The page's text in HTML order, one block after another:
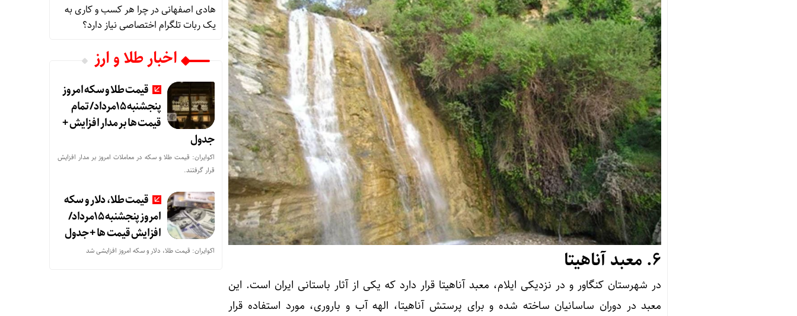
6. معبد آناهیتا
در شهرستان کنگاور و در نزدیکی ایلام، معبد آناهیتا قرار دارد که یکی از آثار باستانی ایران است. این
معبد در دوران ساسانیان ساخته شده و برای پرستش آناهیتا، الهه آب و باروری، مورد استفاده قرار
هادی اصفهانیدرچرا هر کسب‌ و کاری به
یک ربات تلگرام اختصاصی نیاز دارد؟
اخبار طلا و ارز
قیمت طلا و سکه امروز
پنجشنبه 15مرداد/ تمام
قیمت ها بر مدار افزایش +
جدول
اکوایران: قیمت طلا و سکه در معاملات امروز بر مدار افزایش
قرار گرفتند.
قیمت طلا، دلار و سکه
امروز پنجشنبه 15مرداد/
افزایش قیمت ها + جدول
اکوایران: قیمت طلا، دلار و سکه امروز افزایشی شد